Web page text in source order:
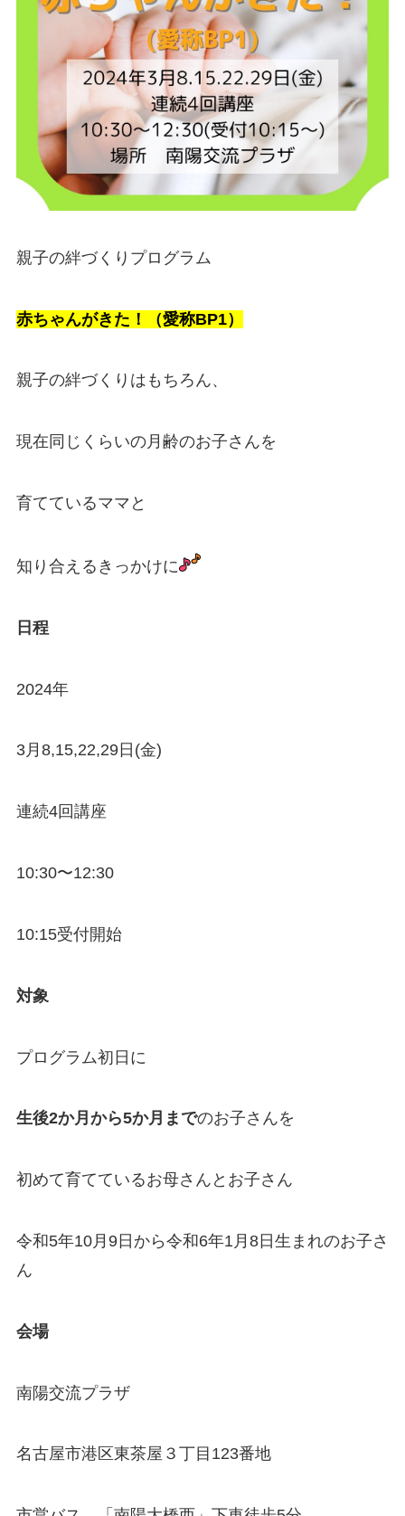
親子の絆づくりプログラム
赤ちゃんがきた！（愛称BP1）
親子の絆づくりはもちろん、
現在同じくらいの月齢のお子さんを
育てているママと
知り合えるきっかけに
日程
2024年
3月8,15,22,29日(金)
連続4回講座
10:30〜12:30
10:15受付開始
対象
プログラム初日に
生後2か月から5か月までのお子さんを
初めて育てているお母さんとお子さん
令和5年10月9日から令和6年1月8日生まれのお子さ
ん
会場
南陽交流プラザ
名古屋市港区東茶屋３丁目123番地